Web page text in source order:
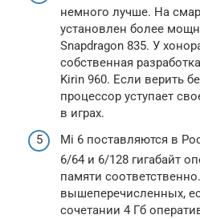
немного лучше. На
установлен более
Snapdragon 835. У
собственная
Kirin 960. Если верить
процессор уступает
в играх.
Mi 6 поставляются в
6/64 и 6/128 гигабайт
памяти
вышеперечисленных,
сочетании 4 Гб